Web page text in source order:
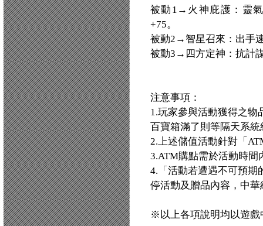
被動1→火神庇護：靈
+75。
被動2→智星召來：出手
被動3→四方定神：抗計
注意事項：
1.玩家參與活動獲得之
百寶箱滿了則等隔天系
2.上述儲值活動針對「
3.ATM購點需於活動時
4.「活動若遭遇不可預期
停活動及贈品內容，中
※以上各項說明均以遊戲